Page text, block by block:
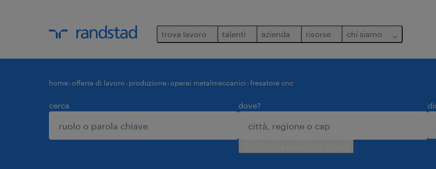
trova lavoro talenti azienda risorse chi siamo
home offerte di lavoro produzione operai metalmeccanici fresatore cnc
cerca dove?